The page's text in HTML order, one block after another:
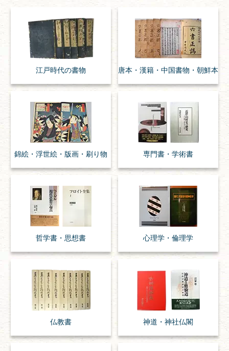
江戸時代の書物 唐本・漢籍・ 中国書物・朝鮮本
錦絵・浮世絵・ 版画・刷り物 専門書・ 学術書
哲学書・思想書 心理学・倫理学
仏教書 神道・神社仏閣